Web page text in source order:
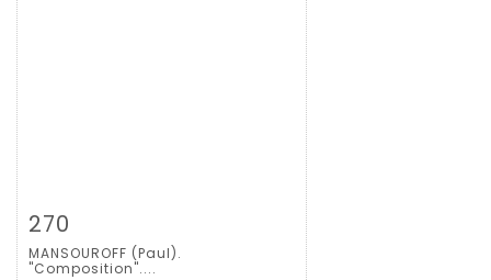
Fiche détaillée
270
MANSOUROFF (Paul).
"Composition"....